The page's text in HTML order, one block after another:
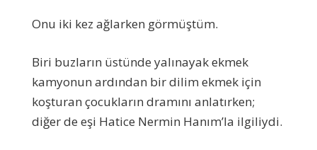
Onu iki kez ağlarken görmüştüm.
Biri buzların üstünde yalınayak ekmek
kamyonun ardından bir dilim ekmek için
koşturan çocukların dramını anlatırken;
diğer de eşi Hatice Nermin Hanım’la ilgiliydi.